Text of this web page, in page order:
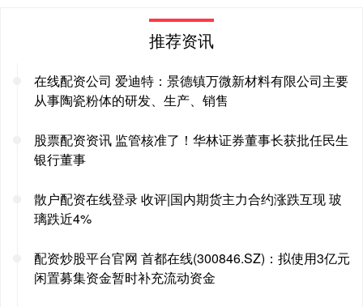
推荐资讯
在线配资公司 爱迪特：景德镇万微新材料有限公司主要
从事陶瓷粉体的研发、生产、销售
股票配资资讯 监管核准了！华林证券董事长获批任民生
银行董事
散户配资在线登录 收评|国内期货主力合约涨跌互现 玻
璃跌近4%
配资炒股平台官网 首都在线(300846.SZ)：拟使用3亿元
闲置募集资金暂时补充流动资金